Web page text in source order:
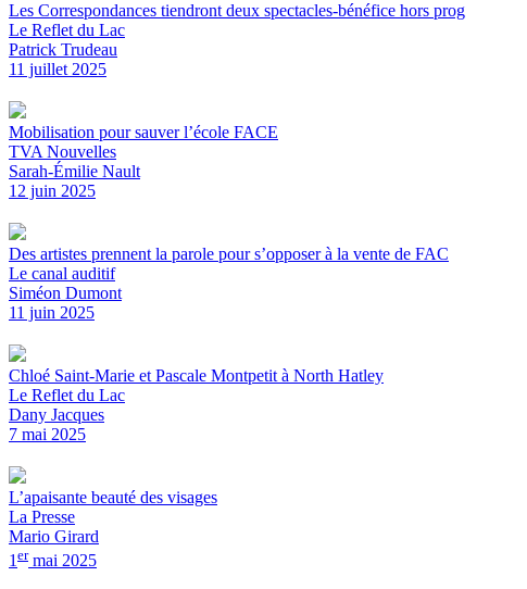
Les Correspondances tiendront deux spectacles-bénéfice hors prog
Le Reflet du Lac
Patrick Trudeau
11 juillet 2025
Mobilisation pour sauver l’école FACE
TVA Nouvelles
Sarah-Émilie Nault
12 juin 2025
Des artistes prennent la parole pour s’opposer à la vente de FAC
Le canal auditif
Siméon Dumont
11 juin 2025
Chloé Saint-Marie et Pascale Montpetit à North Hatley
Le Reflet du Lac
Dany Jacques
7 mai 2025
L’apaisante beauté des visages
La Presse
Mario Girard
1 ermai 2025